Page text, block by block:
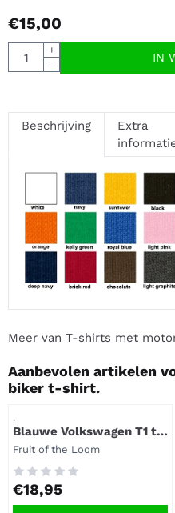
€15,00
Aantal
+
-
IN
Beschrijving
Extra
Meer van T-shirts met
Aanbevolen artikelen
biker t-shirt.
.
Blauwe Volkswagen T1 t-
shirt.
Merk:
Fruit of the Loom
Prijs: 18,95
€18,95